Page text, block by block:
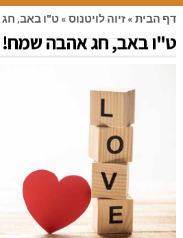
דף הבית » זיוה לויטנוס » ט"ו באב,
ט"ו באב, חג אהבה שמח!